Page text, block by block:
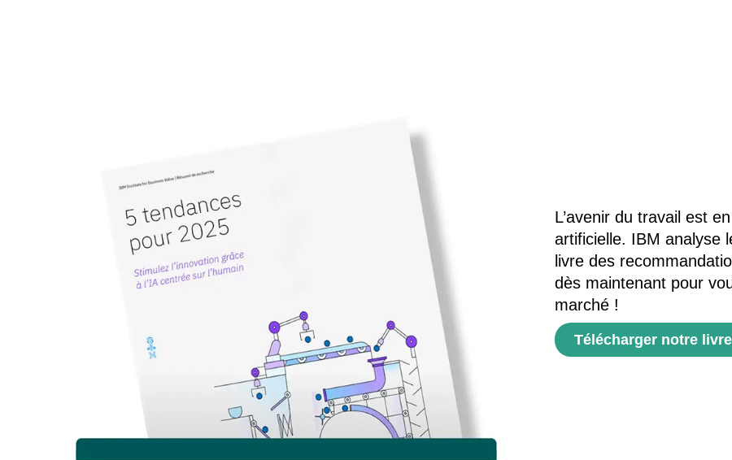
L’avenir du travail est
artificielle. IBM analyse
livre des
dès maintenant pour
marché !
Télécharger notre